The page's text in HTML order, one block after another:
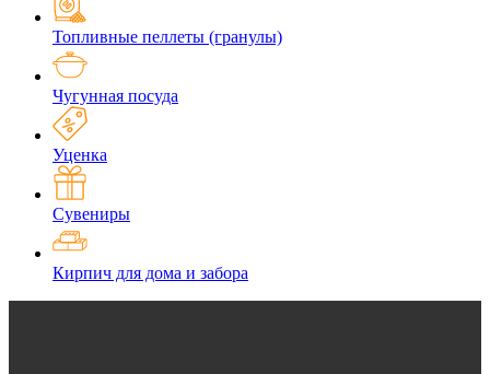
Топливные пеллеты (гранулы)
Чугунная посуда
Уценка
Сувениры
Кирпич для дома и забора